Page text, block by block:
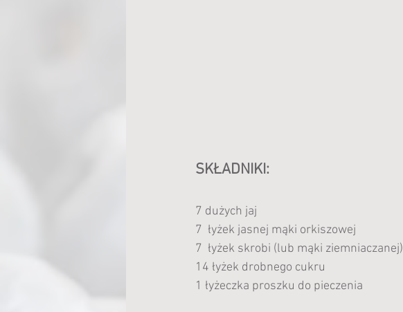
SKŁADNIKI:
7 dużych jaj
7  łyżek jasnej mąki orkiszowej
7  łyżek skrobi (lub mąki ziemniaczanej)
14 łyżek drobnego cukru
1 łyżeczka proszku do pieczenia